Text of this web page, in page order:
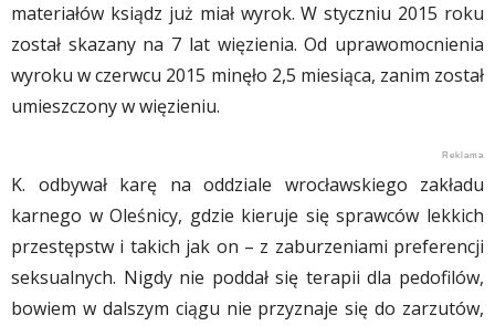
materiałów ksiądz już miał wyrok. W styczniu 2015 roku
został skazany na 7 lat więzienia. Od uprawomocnienia
wyroku w czerwcu 2015 minęło 2,5 miesiąca, zanim został
umieszczony w więzieniu.
K. odbywał karę na oddziale wrocławskiego zakładu
karnego w Oleśnicy, gdzie kieruje się sprawców lekkich
przestępstw i takich jak on – z zaburzeniami preferencji
seksualnych. Nigdy nie poddał się terapii dla pedofilów,
bowiem w dalszym ciągu nie przyznaje się do zarzutów,